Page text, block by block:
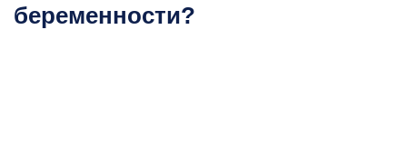
беременности?